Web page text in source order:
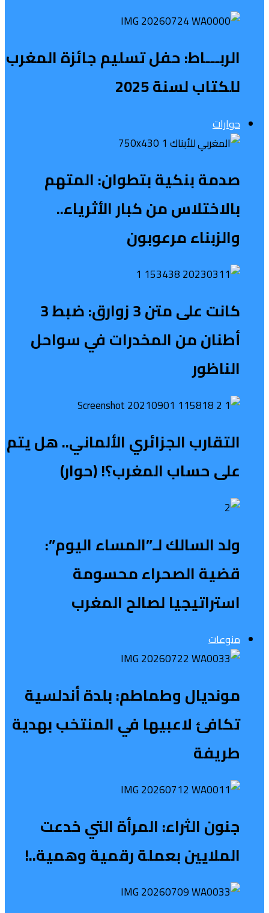
الربـــاط: حفل تسليم جائزة المغرب
للكتاب لسنة 2025
حوارات
صدمة بنكية بتطوان: المتهم
بالاختلاس من كبار الأثرياء..
والزبناء مرعوبون
كانت على متن 3 زوارق: ضبط 3
أطنان من المخدرات في سواحل
الناظور
التقارب الجزائري الألماني.. هل يتم
على حساب المغرب؟! (حوار)
ولد السالك لـ”المساء اليوم”:
قضية الصحراء محسومة
استراتيجيا لصالح المغرب
منوعات
مونديال وطماطم: بلدة أندلسية
تكافئ لاعبيها في المنتخب بهدية
طريفة
جنون الثراء: المرأة التي خدعت
الملايين بعملة رقمية وهمية..!